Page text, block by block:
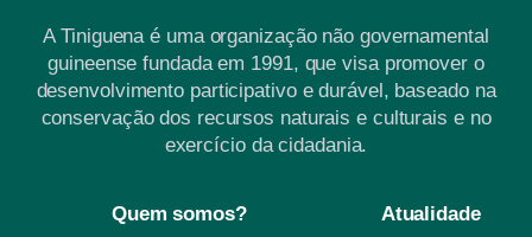
A Tiniguena é uma organização não governamental
guineense fundada em 1991, que visa promover o
desenvolvimento participativo e durável, baseado na
conservação dos recursos naturais e culturais e no
exercício da cidadania.
Quem somos?
Atualidade